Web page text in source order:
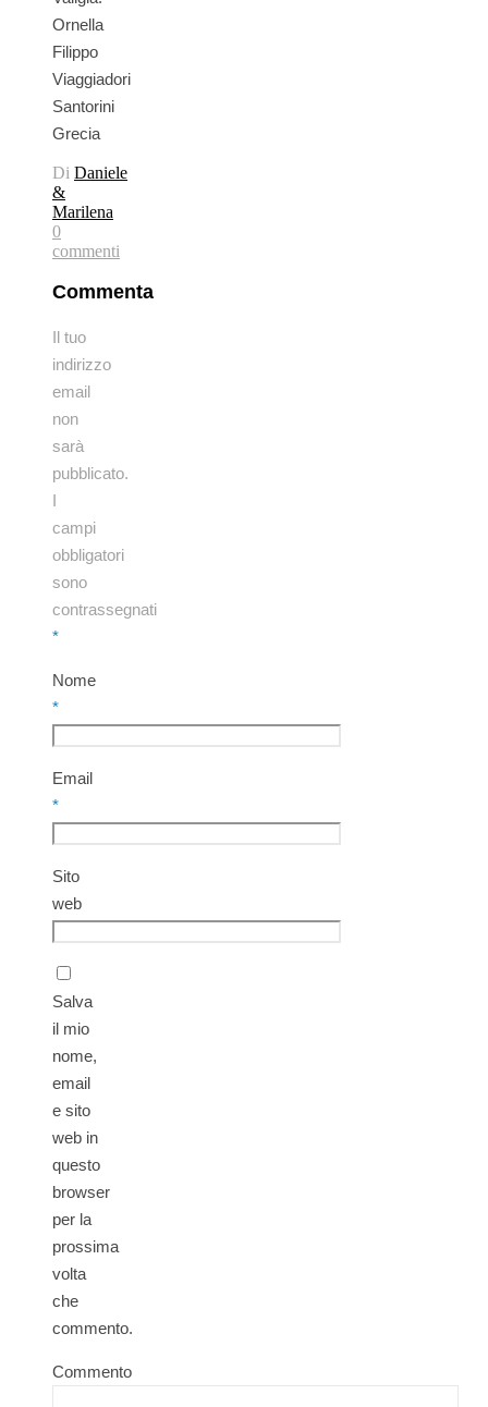
Ornella
Filippo
Viaggiadori
Santorini
Grecia
Di Daniele
&
Marilena
0
commenti
Commenta
Il tuo
indirizzo
email
non
sarà
pubblicato.
I
campi
obbligatori
sono
contrassegnati
*
Nome
*
Email
*
Sito
web
Salva
il mio
nome,
email
e sito
web in
questo
browser
per la
prossima
volta
che
commento.
Commento